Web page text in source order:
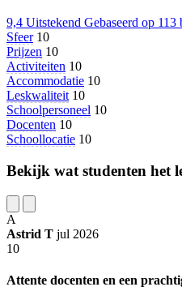
9,4 Uitstekend Gebaseerd op 113
Sfeer 10
Prijzen 10
Activiteiten 10
Accommodatie 10
Leskwaliteit 10
Schoolpersoneel 10
Docenten 10
Schoollocatie 10
Bekijk wat studenten het
A
Astrid T jul 2026
10
Attente docenten en een